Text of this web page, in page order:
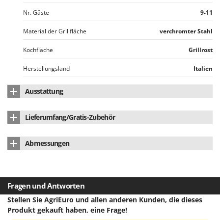
Santos
Sbaraglia
Schnitzer
Seven Italy
Shark
Shindaiwa
Silky
Simatech
Sirman
Skil
Smartwood
Snapper
Solidur
Spice Electronics
Nr. Gäste 9-11
Material der Grillfläche verchromter Stahl
Kochfläche Grillrost
Herstellungsland Italien
Ausstattung
Anzahl Grillebenen 3
Untere Abstellfläche
Vordere Ablage
Zündung manuell
Lieferumfang/Gratis-Zubehör
Bedienungsanleitung ja
Abmessungen
Nettogewicht 360 kg
Verpackung Originalverpackung
Abmessung Verpackung/en cm (LxBxH)
Fragen und Antworten
Stellen Sie AgriEuro und allen anderen Kunden, die dieses
Produkt gekauft haben, eine Frage!